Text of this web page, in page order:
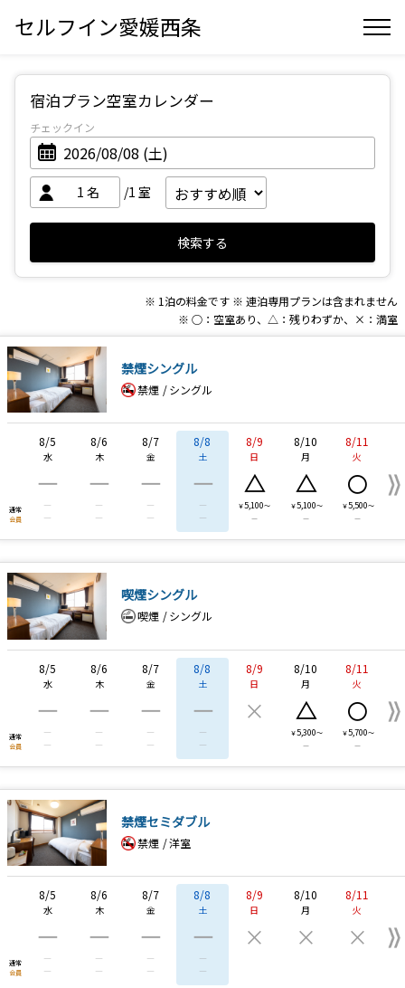
セルフイン愛媛西条
宿泊プラン空室カレンダー
チェックイン
1 名 /1 室
検索する
※ 1泊の料金です ※ 連泊専用プランは含まれません
※ ○：空室あり、△：残りわずか、×：満室
禁煙シングル
禁煙 シングル
8/5
水
8/6
木
8/7
金
8/8
土
8/9
日
8/10
月
8/11
火
通常
会員
―
―
―
―
―
―
―
―
―
―
―
―
△
￥5,100～
―
△
￥5,100～
―
〇
￥5,500～
―
喫煙シングル
喫煙 シングル
8/5
水
8/6
木
8/7
金
8/8
土
8/9
日
8/10
月
8/11
火
通常
会員
―
―
―
―
―
―
―
―
―
―
―
―
× △
￥5,300～
―
〇
￥5,700～
―
禁煙セミダブル
禁煙 洋室
8/5
水
8/6
木
8/7
金
8/8
土
8/9
日
8/10
月
8/11
火
通常
会員
―
―
―
―
―
―
―
―
―
―
―
―
× × ×